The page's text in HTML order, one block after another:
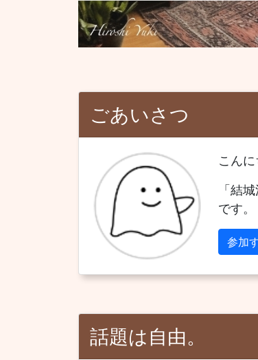
ごあいさつ
こんに
「結
です。
参加
話題は自由。